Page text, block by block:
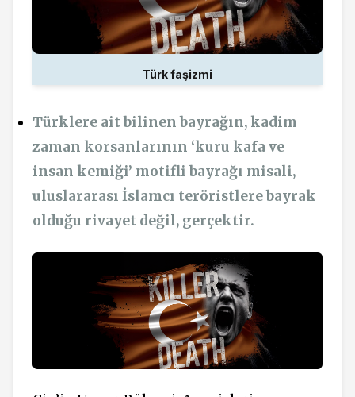
Türk faşizmi
Türklere ait bilinen bayrağın, kadim
zaman korsanlarının ‘kuru kafa ve
insan kemiği’ motifli bayrağı misali,
uluslararası İslamcı teröristlere bayrak
olduğu rivayet değil, gerçektir.